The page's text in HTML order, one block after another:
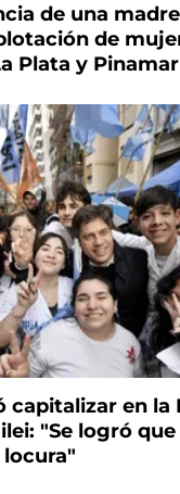
de una
de
Plata y Pinamar
capitalizar en la
"Se logró